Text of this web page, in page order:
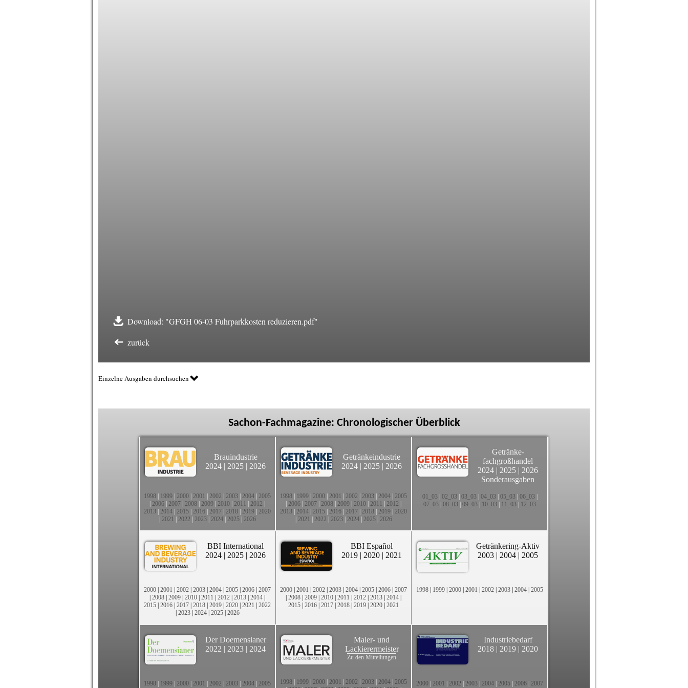
Download: "GFGH 06-03 Fuhrparkkosten reduzieren.pdf"
zurück
Einzelne Ausgaben durchsuchen
Sachon-Fachmagazine: Chronologischer Überblick
Brauindustrie
2024 | 2025 | 2026
1998 1999 2000 2001 2002 2003 2004 2005
2006 2007 2008 2009 2010 2011 2012
2013 2014 2015 2016 2017 2018 2019 2020
2021 2022 2023| 2024| 2025| 2026
Getränkeindustrie
2024 | 2025 | 2026
1998 1999 2000 2001 2002 2003 2004 2005
2006 2007 2008 2009 2010 2011 2012
2013 2014 2015 2016 2017 2018 2019 2020
2021 2022 2023| 2024| 2025| 2026
Getränke-
fachgroßhandel
2024 | 2025 | 2026
Sonderausgaben
01_03| 02_03| 03_03| 04_03| 05_03| 06_03|
07_03 08_03 09_03 10_03 11_03 12_03
BBI International
2024 | 2025 | 2026
2000 | 2001 | 2002 | 2003 | 2004 | 2005 | 2006 | 2007
| 2008 | 2009 | 2010 | 2011 | 2012 | 2013 | 2014 |
2015 | 2016 | 2017 | 2018 | 2019 | 2020 | 2021 | 2022
| 2023| 2024| 2025| 2026
BBI Español
2019 | 2020 | 2021
2000 | 2001 | 2002 | 2003 | 2004 | 2005 | 2006 | 2007
| 2008 | 2009 | 2010 | 2011 | 2012 | 2013 | 2014 |
2015 | 2016 | 2017 | 2018 | 2019 | 2020 | 2021
Getränkering-Aktiv
2003 | 2004 | 2005
1998 | 1999 | 2000 | 2001 | 2002 | 2003 | 2004 | 2005
Der Doemensianer
2022 | 2023 | 2024
1998 1999 2000 2001 2002 2003 2004 2005
Maler- und
Lackierermeister
Zu den Mitteilungen
1998 1999 2000 2001 2002 2003 2004 2005
Industriebedarf
2018 | 2019 | 2020
2000 2001 2002 2003 2004 2005 2006 2007